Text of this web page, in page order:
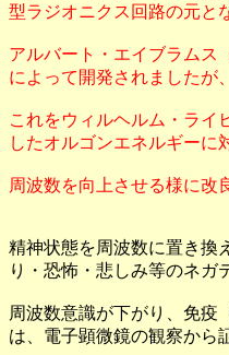
型ラジオニクス回路の元と
アルバート・エイブラムス
によって開発されましたが、
これをウィルヘルム・ライ
したオルゴンエネルギーに
周波数を向上させる様に改
精神状態を周波数に置き換
り・恐怖・悲しみ等のネガ
周波数意識が下がり、免疫
は、電子顕微鏡の観察から